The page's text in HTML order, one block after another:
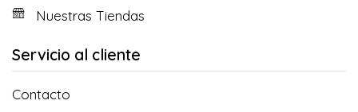
Nuestras Tiendas
Servicio al cliente
Contacto